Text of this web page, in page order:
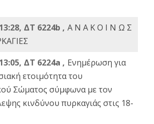
ΔΤ 6224b , Α Ν Α Κ Ο Ι Ν Ω Σ
ΔΤ 6224a , Ενημέρωση για
ετοιμότητα του
Σώματος σύμφωνα με τον
κινδύνου πυρκαγιάς στις 18-